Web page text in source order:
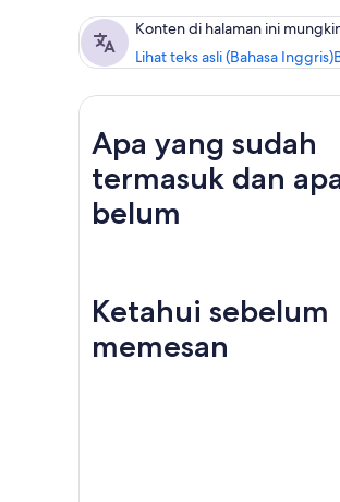
Konten di halaman ini
Lihat teks asli (Bahasa Inggris)
Apa yang sudah
termasuk dan
belum
Ketahui sebelum
memesan